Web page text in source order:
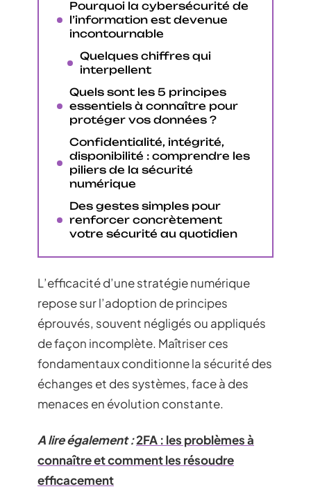
Pourquoi la cybersécurité de
l’information est devenue
incontournable
Quelques chiffres qui
interpellent
Quels sont les 5 principes
essentiels à connaître pour
protéger vos données ?
Confidentialité, intégrité,
disponibilité : comprendre les
piliers de la sécurité
numérique
Des gestes simples pour
renforcer concrètement
votre sécurité au quotidien
L’efficacité d’une stratégie numérique
repose sur l’adoption de principes
éprouvés, souvent négligés ou appliqués
de façon incomplète. Maîtriser ces
fondamentaux conditionne la sécurité des
échanges et des systèmes, face à des
menaces en évolution constante.
A lire également :2FA : les problèmes à
connaître et comment les résoudre
efficacement